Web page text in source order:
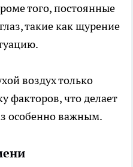
того, постоянные
такие как щурение
воздух только
факторов, что делает
особенно важным.